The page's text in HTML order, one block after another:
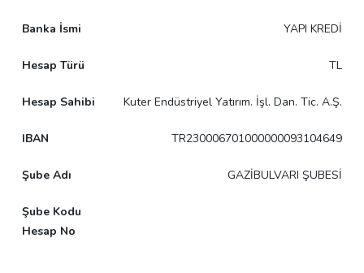
YAPI KREDİ
TL
Kuter Endüstriyel Yatırım. İşl. Dan. Tic. A.Ş.
TR230006701000000093104649
GAZİBULVARI ŞUBESİ